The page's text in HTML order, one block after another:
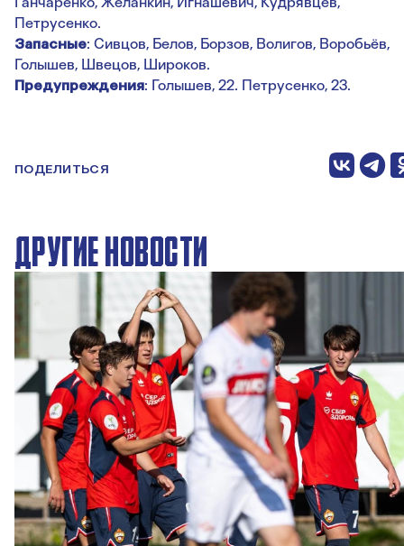
Петрусенко.
Запасные: Сивцов, Белов, Борзов, Волигов, Воробьёв,
Голышев, Швецов, Широков.
Предупреждения: Голышев, 22. Петрусенко, 23.
ПОДЕЛИТЬСЯ
ДРУГИЕ НОВОСТИ